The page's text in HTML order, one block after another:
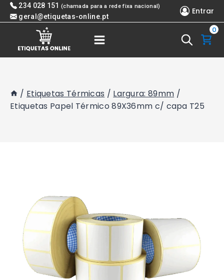
Skip 234 028 151 (chamada para a rede fixa nacional)
geral@etiquetas-online.pt
Entrar
0
/ Etiquetas Térmicas / Largura: 89mm /
Etiquetas Papel Térmico 89X36mm c/ capa T25